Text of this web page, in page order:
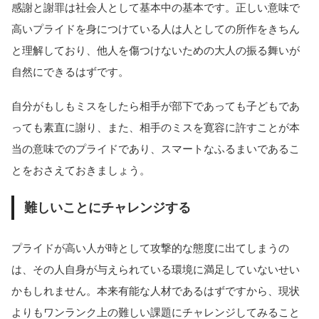
感謝と謝罪は社会人として基本中の基本です。正しい意味で
高いプライドを身につけている人は人としての所作をきちん
と理解しており、他人を傷つけないための大人の振る舞いが
自然にできるはずです。
自分がもしもミスをしたら相手が部下であっても子どもであ
っても素直に謝り、また、相手のミスを寛容に許すことが本
当の意味でのプライドであり、スマートなふるまいであるこ
とをおさえておきましょう。
難しいことにチャレンジする
プライドが高い人が時として攻撃的な態度に出てしまうの
は、その人自身が与えられている環境に満足していないせい
かもしれません。本来有能な人材であるはずですから、現状
よりもワンランク上の難しい課題にチャレンジしてみること